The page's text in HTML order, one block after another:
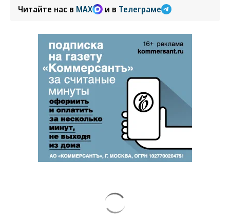
Читайте нас в MAX и в Телеграме